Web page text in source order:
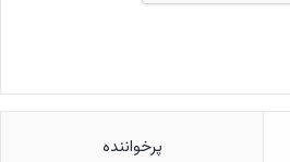
پرخواننده